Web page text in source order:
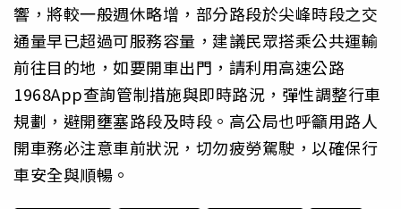
響，將較一般週休略增，部分路段於尖峰時段之交
通量早已超過可服務容量，建議民眾搭乘公共運輸
前往目的地，如要開車出門，請利用高速公路
1968App查詢管制措施與即時路況，彈性調整行車
規劃，避開壅塞路段及時段。高公局也呼籲用路人
開車務必注意車前狀況，切勿疲勞駕駛，以確保行
車安全與順暢。